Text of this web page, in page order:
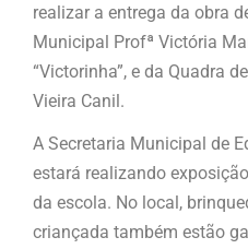
realizar a entrega da obra
Municipal Profª Victória
“Victorinha”, e da Quadra
Vieira Canil.
A Secretaria Municipal de
estará realizando
da escola. No local,
criançada também estão